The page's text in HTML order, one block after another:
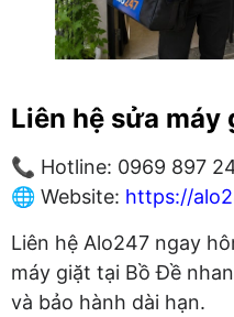
Liên hệ sửa máy
📞 Hotline: 0969 897
🌐 Website: https://
Liên hệ Alo247 ngay
máy giặt tại Bồ Đề
và bảo hành dài hạn.